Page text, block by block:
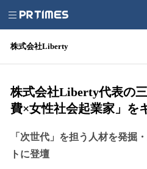
株式会社Liberty
株式会社Liberty代表の
費×女性社会起業家」を
「次世代」を担う人材を発掘
トに登壇